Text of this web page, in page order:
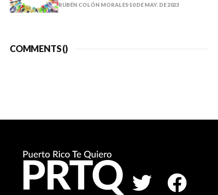
RUBÉN COLÓN MORALES 10 DE MAY. DE 2023
COMMENTS ()